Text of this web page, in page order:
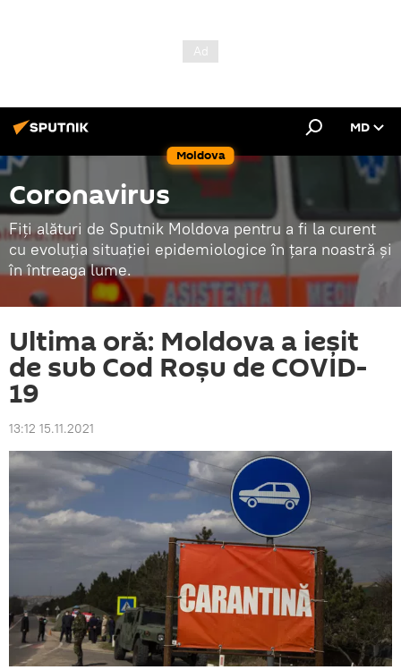
Moldova
MD
Coronavirus
Fiți alături de Sputnik Moldova pentru a fi la curent
cu evoluția situației epidemiologice în țara noastră și
în întreaga lume.
Ultima oră: Moldova a ieșit
de sub Cod Roșu de COVID-
19
13:12 15.11.2021